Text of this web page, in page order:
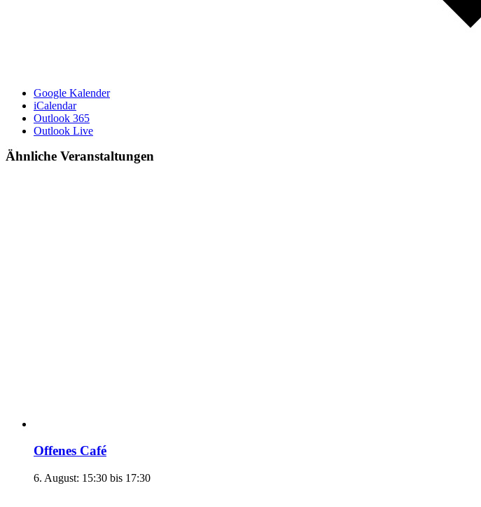
Google Kalender
iCalendar
Outlook 365
Outlook Live
Ähnliche Veranstaltungen
Offenes Café
6. August: 15:30 bis 17:30